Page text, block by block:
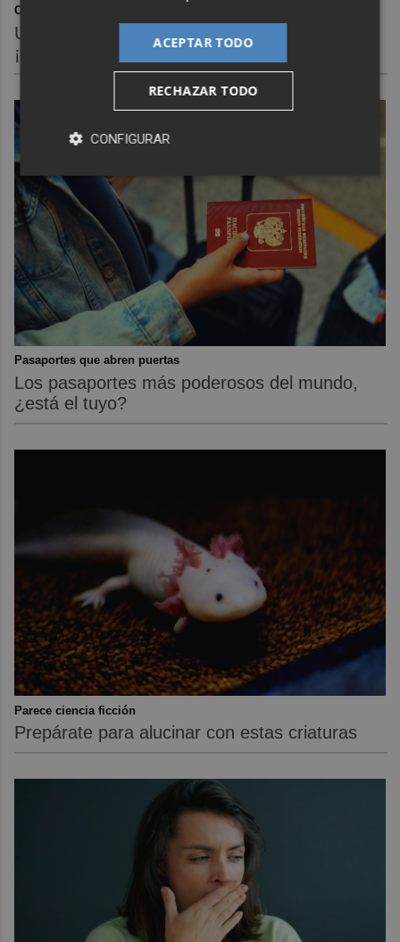
Corepunk MMORPG
Un verdadero MMORPG de la vieja escuela
¡Cómo los de antes, pero mejor!
Pasaportes que abren puertas
Los pasaportes más poderosos del mundo,
¿está el tuyo?
Parece ciencia ficción
Prepárate para alucinar con estas criaturas
ACEPTAR TODO
RECHAZAR TODO
CONFIGURAR